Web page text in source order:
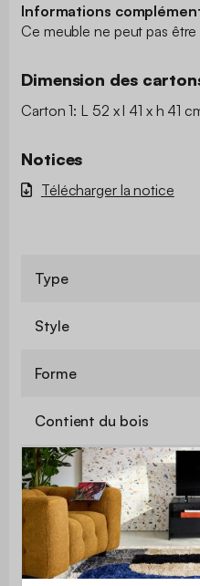
Informations
Ce meuble ne peut pas
Dimension des
Carton 1: L 52 x l 41 x h 41
Notices
Télécharger la notice
Type
Style
Forme
Contient du bois
Couleur
Poids